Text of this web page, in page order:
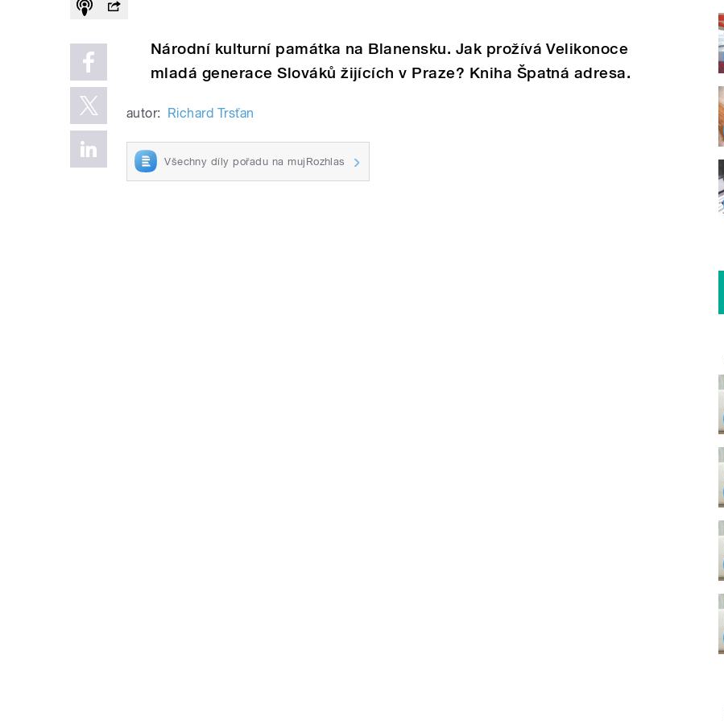
Národní kulturní památka na Blanensku. Jak prožívá Velikonoce
mladá generace Slováků žijících v Praze? Kniha Špatná adresa.
autor: Richard Trsťan
Všechny díly pořadu na mujRozhlas